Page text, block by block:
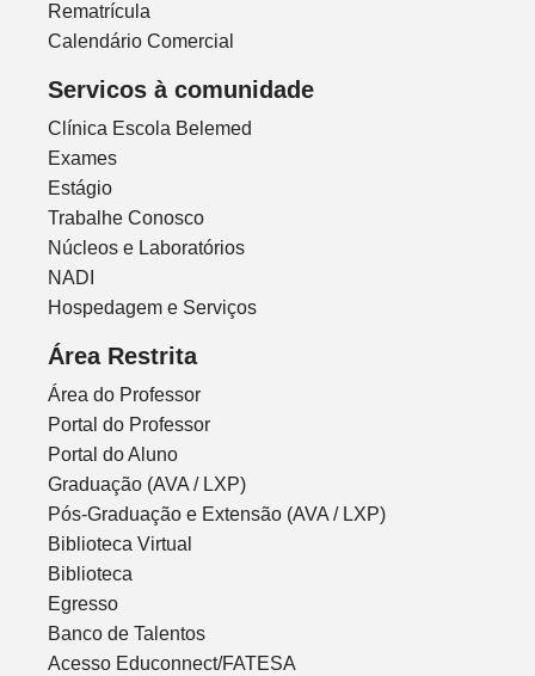
Rematrícula
Calendário Comercial
Servicos à comunidade
Clínica Escola Belemed
Exames
Estágio
Trabalhe Conosco
Núcleos e Laboratórios
NADI
Hospedagem e Serviços
Área Restrita
Área do Professor
Portal do Professor
Portal do Aluno
Graduação (AVA / LXP)
Pós-Graduação e Extensão (AVA / LXP)
Biblioteca Virtual
Biblioteca
Egresso
Banco de Talentos
Acesso Educonnect/FATESA